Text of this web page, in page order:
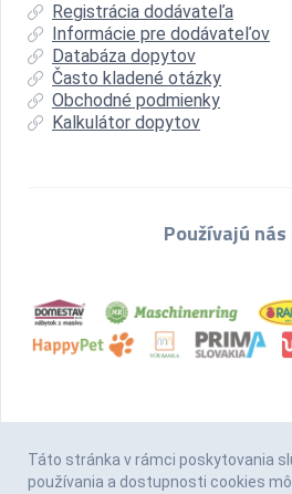
Registrácia dodávateľa
Informácie pre dodávateľov
Databáza dopytov
Často kladené otázky
Obchodné podmienky
Kalkulátor dopytov
Používajú
Táto stránka v rámci poskytovania
používania a dostupnosti cookies